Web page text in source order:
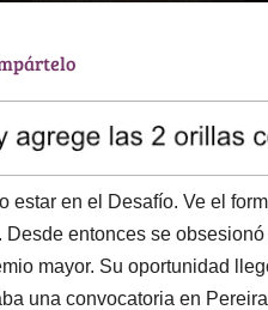
estar en el Desafío. Ve el
entonces se
mayor. Su oportunidad
una convocatoria en